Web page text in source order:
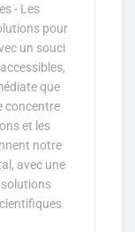
- Les
pour
un souci
que
concentre
et les
notre
avec une